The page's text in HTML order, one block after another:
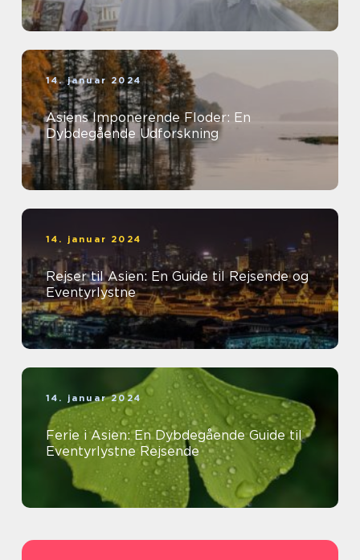
14. januar 2024
Asiens Imponerende Floder: En
Dybdegående Udforskning
14. januar 2024
Rejser til Asien: En Guide til Rejsende og
Eventyrlystne
14. januar 2024
Ferie i Asien: En Dybdegående Guide til
Eventyrlystne Rejsende